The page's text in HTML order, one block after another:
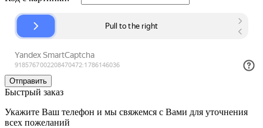
Быстрый заказ
Укажите Ваш телефон и мы свяжемся с Вами для уточнения
всех пожеланий